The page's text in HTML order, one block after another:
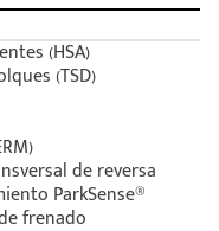
(HSA)
(TSD)
de reversa
ParkSense®
frenado